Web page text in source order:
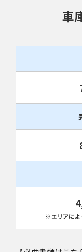
車
※エリアによ